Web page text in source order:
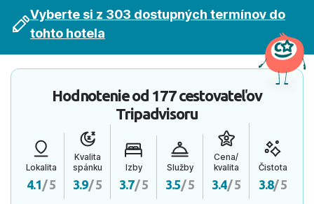
Vyberte si z 303 dostupných termínov do
tohto hotela
Hodnotenie od 177 cestovateľov
Tripadvisoru
Lokalita
4.1/ 5
Kvalita
spánku
3.9/ 5
Izby
3.7/ 5
Služby
3.5/ 5
Cena/
kvalita
3.4/ 5
Čistota
3.8/ 5